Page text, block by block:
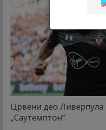
Црвени део Ливерпула
„Саутемптон“.